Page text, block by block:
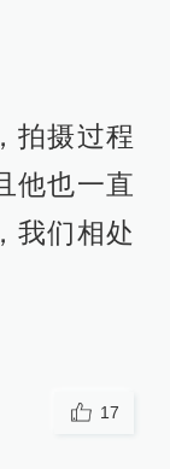
拍摄过程
他也一直
我们相处
17